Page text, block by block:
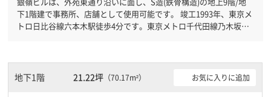
下1階建で事務所、店舗として使用可能です。 竣工1993年、東京メ
トロ日比谷線六本木駅徒歩4分です。東京メトロ千代田線乃木坂駅
ので、耐震性がしっかりとしています。土日・祝日も利用可能にな
りますので時間帯を気にせず利用できます。
地下1階 21.22坪（70.17m²） お気に入りに追加